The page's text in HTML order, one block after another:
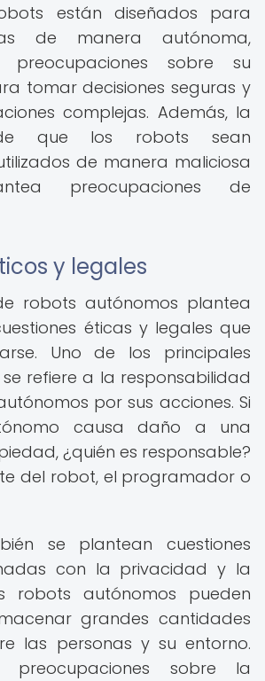
están diseñados para
de manera autónoma,
sobre su
tomar decisiones seguras y
complejas. Además, la
que los robots sean
de manera maliciosa
preocupaciones de
y legales
robots autónomos plantea
éticas y legales que
Uno de los principales
refiere a la responsabilidad
por sus acciones. Si
causa daño a una
¿quién es responsable?
del robot, el programador o
se plantean cuestiones
con la privacidad y la
robots autónomos pueden
grandes cantidades
las personas y su entorno.
preocupaciones sobre la